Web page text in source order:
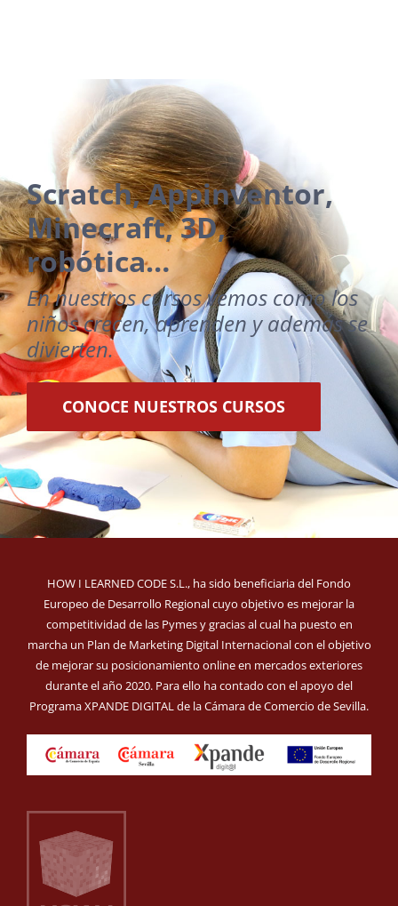
Scratch, Appinventor,
Minecraft, 3D,
robótica…
En nuestros cursos vemos como los
niños crecen, aprenden y además se
divierten.
CONOCE NUESTROS CURSOS
HOW I LEARNED CODE S.L., ha sido beneficiaria del Fondo
Europeo de Desarrollo Regional cuyo objetivo es mejorar la
competitividad de las Pymes y gracias al cual ha puesto en
marcha un Plan de Marketing Digital Internacional con el objetivo
de mejorar su posicionamiento online en mercados exteriores
durante el año 2020. Para ello ha contado con el apoyo del
Programa XPANDE DIGITAL de la Cámara de Comercio de Sevilla.